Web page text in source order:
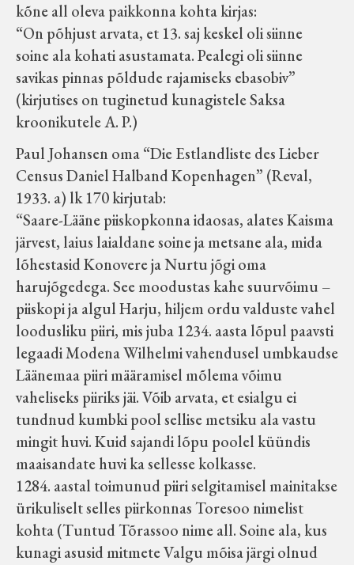
Otsi
Tagasiside
Koduleht on teoks saanud tänu Sillaotsa
Muuseumisõprade Seltsingu, Kohaliku
Omaalgatuse Programmi ja Märjamaa
Vallavalitsuse abile.
kõne all oleva paikkonna kohta kirjas:
“On põhjust arvata, et 13. saj keskel oli siinne
soine ala kohati asustamata. Pealegi oli siinne
savikas pinnas põldude rajamiseks ebasobiv”
(kirjutises on tuginetud kunagistele Saksa
kroonikutele A. P.)
Paul Johansen oma “Die Estlandliste des Lieber
Census Daniel Halband Kopenhagen” (Reval,
1933. a) lk 170 kirjutab:
“Saare-Lääne piiskopkonna idaosas, alates Kaisma
järvest, laius laialdane soine ja metsane ala, mida
lõhestasid Konovere ja Nurtu jõgi oma
harujõgedega. See moodustas kahe suurvõimu –
piiskopi ja algul Harju, hiljem ordu valduste vahel
loodusliku piiri, mis juba 1234. aasta lõpul paavsti
legaadi Modena Wilhelmi vahendusel umbkaudse
Läänemaa piiri määramisel mõlema võimu
vaheliseks piiriks jäi. Võib arvata, et esialgu ei
tundnud kumbki pool sellise metsiku ala vastu
mingit huvi. Kuid sajandi lõpu poolel küündis
maaisandate huvi ka sellesse kolkasse.
1284. aastal toimunud piiri selgitamisel mainitakse
ürikuliselt selles piirkonnas Toresoo nimelist
kohta (Tuntud Tõrassoo nime all. Soine ala, kus
kunagi asusid mitmete Valgu mõisa järgi olnud